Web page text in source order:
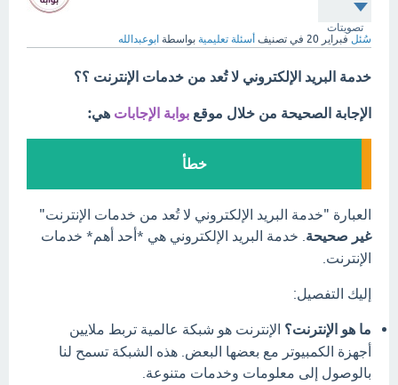
تصويتات
سُئل فبراير 20 في تصنيف أسئلة تعليمية بواسطة ابوعبدالله
خدمة البريد الإلكتروني لا تُعد من خدمات الإنترنت ؟؟
الإجابة الصحيحة من خلال موقع بوابة الإجابات هي:
خطأ
العبارة "خدمة البريد الإلكتروني لا تُعد من خدمات الإنترنت"
غير صحيحة . خدمة البريد الإلكتروني هي *أحد أهم* خدمات
الإنترنت.
إليك التفصيل:
ما هو الإنترنت؟ الإنترنت هو شبكة عالمية تربط ملايين
أجهزة الكمبيوتر مع بعضها البعض. هذه الشبكة تسمح لنا
بالوصول إلى معلومات وخدمات متنوعة.